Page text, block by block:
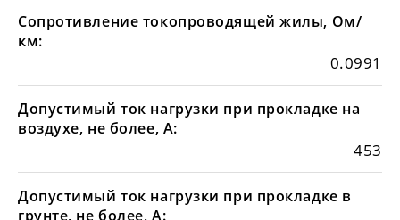
Сопротивление токопроводящей жилы, Ом/
км:
0.0991
Допустимый ток нагрузки при прокладке на
воздухе, не более, А:
453
Допустимый ток нагрузки при прокладке в
грунте, не более, А: